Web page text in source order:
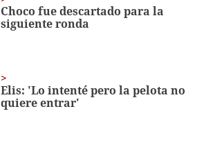
Choco fue descartado para la
siguiente ronda
Elis: 'Lo intenté pero la pelota no
quiere entrar'